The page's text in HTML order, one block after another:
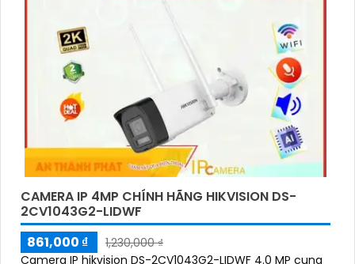
CAMERA IP 4MP CHÍNH HÃNG HIKVISION DS-
2CV1043G2-LIDWF
861,000 ₫
1,230,000 ₫
Camera IP hikvision DS-2CV1043G2-LIDWF 4.0 MP cung